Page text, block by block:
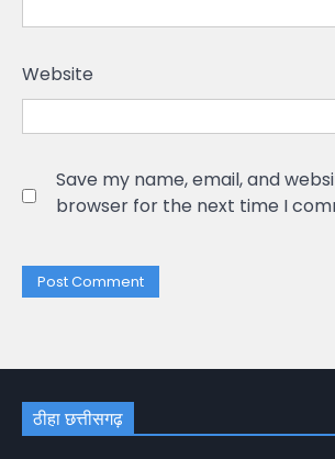
Website
Save my name, email, and
browser for the next time I
ठीहा छत्तीसगढ़